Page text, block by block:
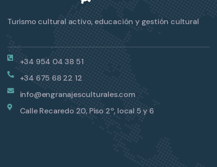
Turismo cultural activo, educación y gestión cultural
+34 954 04 38 51
+34 675 68 22 12
info@engranajesculturales.com
Calle Recaredo 20, Piso 2º, local 5 y 6